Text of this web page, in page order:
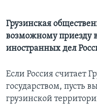
Грузинская
возможному приезду
иностранных дел
Если Россия считает
государством, пусть
грузинской